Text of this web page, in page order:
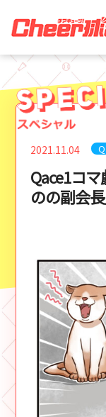
2021.11.04
Qace1コ
のの副会長